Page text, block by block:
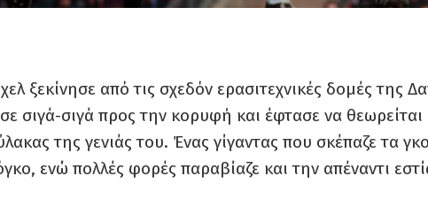
ξεκίνησε από τις σχεδόν ερασιτεχνικές δομές της
σιγά-σιγά προς την κορυφή και έφτασε να
της γενιάς του. Ένας γίγαντας που σκέπαζε τα
ενώ πολλές φορές παραβίαζε και την απέναντι